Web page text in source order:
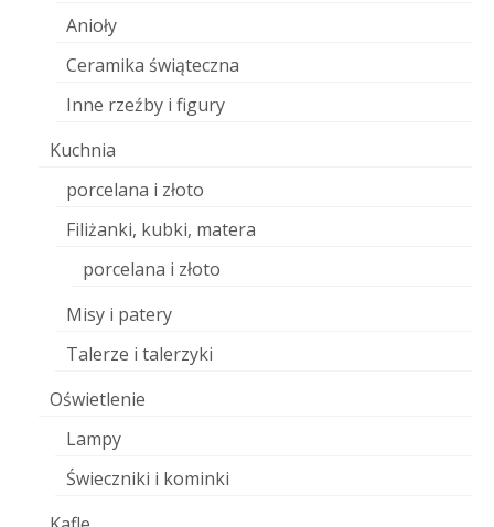
Anioły
Ceramika świąteczna
Inne rzeźby i figury
Kuchnia
porcelana i złoto
Filiżanki, kubki, matera
porcelana i złoto
Misy i patery
Talerze i talerzyki
Oświetlenie
Lampy
Świeczniki i kominki